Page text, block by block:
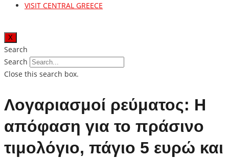
VISIT CENTRAL GREECE
X
Search
Search
Close this search box.
Λογαριασμοί ρεύματος: H
απόφαση για το πράσινο
τιμολόγιο, πάγιο 5 ευρώ και